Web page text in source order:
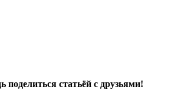
поделиться статьёй с друзьями!